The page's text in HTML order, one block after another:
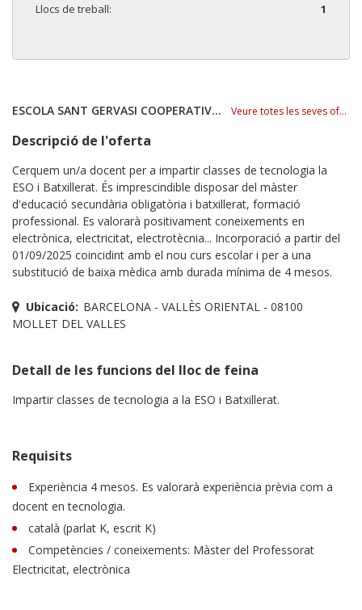
Llocs de treball:
1
ESCOLA SANT GERVASI COOPERATIVA SCCL Veure totes les seves ofertes
Descripció de l'oferta
Cerquem un/a docent per a impartir classes de tecnologia la
ESO i Batxillerat. És imprescindible disposar del màster
d'educació secundària obligatòria i batxillerat, formació
professional. Es valorarà positivament coneixements en
electrònica, electricitat, electrotècnia... Incorporació a partir del
01/09/2025 coincidint amb el nou curs escolar i per a una
substitució de baixa mèdica amb durada mínima de 4 mesos.
Ubicació: BARCELONA - VALLÈS ORIENTAL - 08100
MOLLET DEL VALLES
Detall de les funcions del lloc de feina
Impartir classes de tecnologia a la ESO i Batxillerat.
Requisits
Experiència 4 mesos. Es valorarà experiència prèvia com a
docent en tecnologia.
català (parlat K, escrit K)
Competències / coneixements: Màster del Professorat
Electricitat, electrònica